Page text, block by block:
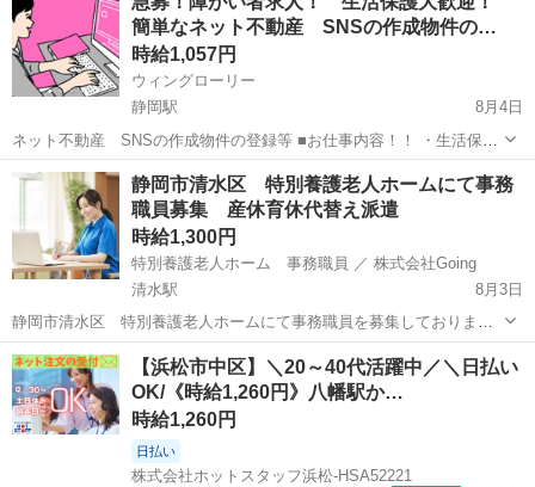
送です。 決して難しい仕事ではありません。 日程：8月30日（日）13
時～15...
簡単なネット不動産 SNSの作成物件の…
時給1,057円
ウィングローリー
静岡駅
8月4日
ネット不動産 SNSの作成物件の登録等 ■お仕事内容！！ ・生活保護
可能です 給料とは別に携帯代などの通信費上限 20000円 交通費上
限 20000円まで支給可能。 ・福岡市南区に寮（GH）完備です...
静岡 静岡市 静岡駅 事務 生活保護
静岡市清水区 特別養護老人ホームにて事務
職員募集 産休育休代替え派遣
時給1,300円
特別養護老人ホーム 事務職員 ／ 株式会社Going
清水駅
8月3日
静岡市清水区 特別養護老人ホームにて事務職員を募集しておりま
す。 産休育休代替え派遣になります。 ◆仕事内容◆ 受付 介護請求事
務 物品発注・管理 その他、付随する業務 ◆給与◆ 時給 1300円 ...
静岡 静岡市 清水駅 事務 特別養護老人ホーム
【浜松市中区】＼20～40代活躍中／＼日払い
OK/《時給1,260円》八幡駅か…
時給1,260円
日払い
株式会社ホットスタッフ浜松-HSA52221